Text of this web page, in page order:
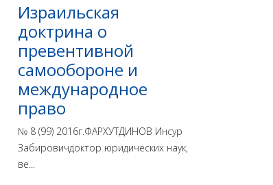
Израильская
доктрина o
превентивной
самообороне и
международное
право
№ 8 (99) 2016г.ФАРХУТДИНОВ Инсур
Забировичдоктор юридических наук,
ве...